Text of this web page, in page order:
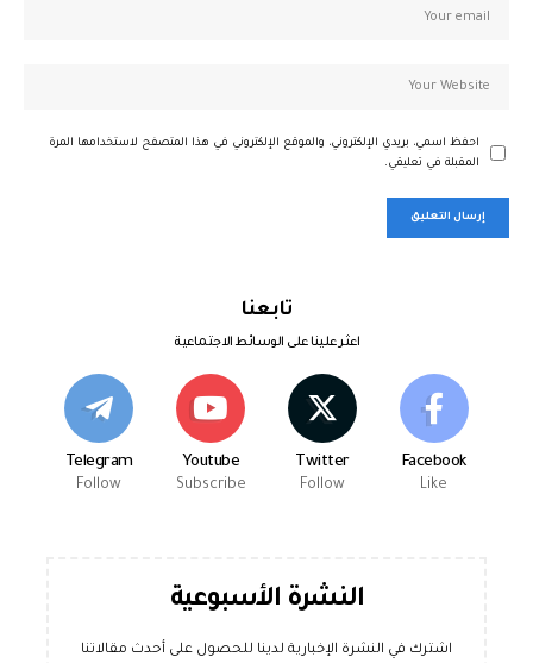
احفظ اسمي، بريدي الإلكتروني، والموقع الإلكتروني في هذا المتصفح لاستخدامها المرة
المقبلة في تعليقي.
تابعنا
اعثر علينا على الوسائط الاجتماعية
Facebook
Like
Twitter
Follow
Youtube
Subscribe
Telegram
Follow
النشرة الأسبوعية
اشترك في النشرة الإخبارية لدينا للحصول على أحدث مقالاتنا